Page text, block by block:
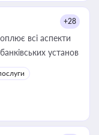
+28
всі аспекти
установ